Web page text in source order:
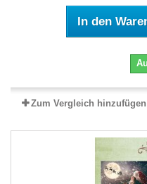
In den
Zum Vergleich hinzufügen